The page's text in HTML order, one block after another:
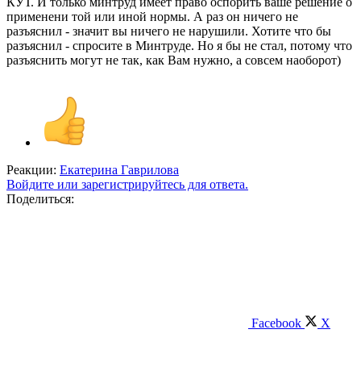
применени той или иной нормы. А раз он ничего не
разъяснил - значит вы ничего не нарушили. Хотите что бы
разъяснил - спросите в Минтруде. Но я бы не стал, потому что
разъяснить могут не так, как Вам нужно, а совсем наоборот)
Реакции: Екатерина Гаврилова
Войдите или зарегистрируйтесь для ответа.
Поделиться:
Facebook X